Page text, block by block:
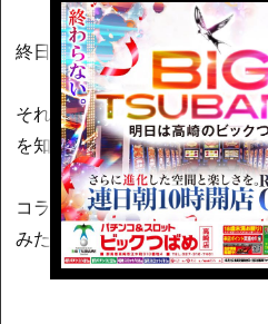
終日打って500枚勝ち確定、で
それはつまり『遊技機として
を知るキッカケになると思う
コラム書いてない人もコラム
みたら面白いと思います